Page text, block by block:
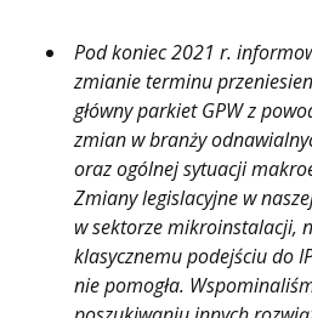
Pod koniec 2021 r.
zmianie terminu
główny parkiet GPW z
zmian w branży
oraz ogólnej sytuacji
Zmiany legislacyjne w
w sektorze mikroinstalacji,
klasycznemu podejściu do
nie pomogła.